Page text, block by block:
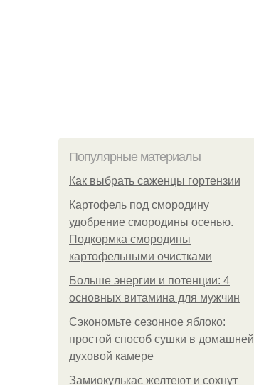
Популярные материалы
Как выбрать саженцы гортензии
Картофель под смородину
удобрение смородины осенью.
Подкормка смородины
картофельными очистками
Больше энергии и потенции: 4
основных витамина для мужчин
Сэкономьте сезонное яблоко:
простой способ сушки в домашней
духовой камере
Замиокулькас желтеют и сохнут